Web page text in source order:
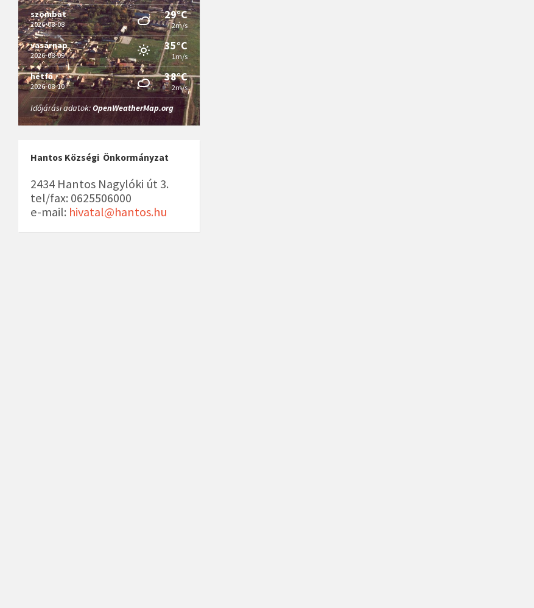
szombat
2026-08-08
29°C
2m/s
vasárnap
2026-08-09
35°C
1m/s
hétfő
2026-08-10
38°C
2m/s
Időjárási adatok:OpenWeatherMap.org
Hantos Községi Önkormányzat
2434 Hantos Nagylóki út 3.
tel/fax: 0625506000
e-mail: hivatal@hantos.hu